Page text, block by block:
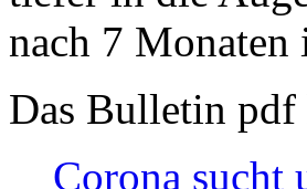
nach 7
Das Bulletin pdf
Corona sucht